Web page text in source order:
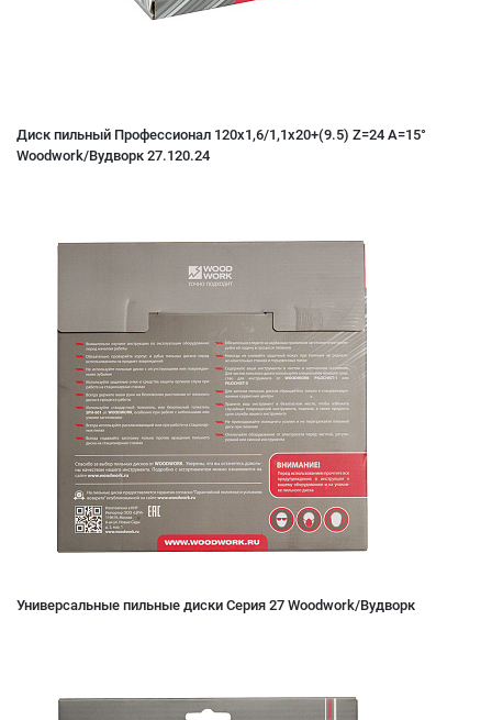
Диск пильный Профессионал 120x1,6/1,1x20+(9.5) Z=24 A=15°
Woodwork/Вудворк 27.120.24
Универсальные пильные диски Серия 27 Woodwork/Вудворк